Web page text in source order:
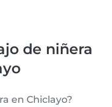
de niñera
en Chiclayo?